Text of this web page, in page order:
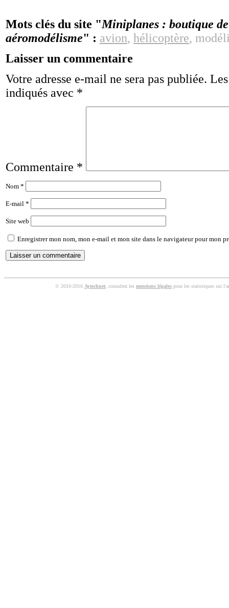
Mots clés du site "Miniplanes : boutique
aéromodélisme" : avion, hélicoptère,
Laisser un commentaire
Votre adresse e-mail ne sera pas publiée.
indiqués avec *
Commentaire *
Nom *
E-mail *
Site web
Enregistrer mon nom, mon e-mail et mon site dans le navigateur pour mon
© 2010-2016 Aytechnet , consultez les mentions légales pour les statistiques sur